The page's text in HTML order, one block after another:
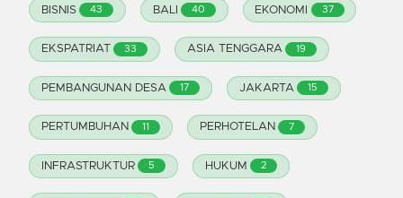
BISNIS 43 BALI 40 EKONOMI 37
EKSPATRIAT 33 ASIA TENGGARA 19
PEMBANGUNAN DESA 17 JAKARTA 15
PERTUMBUHAN 11 PERHOTELAN 7
INFRASTRUKTUR 5 HUKUM 2